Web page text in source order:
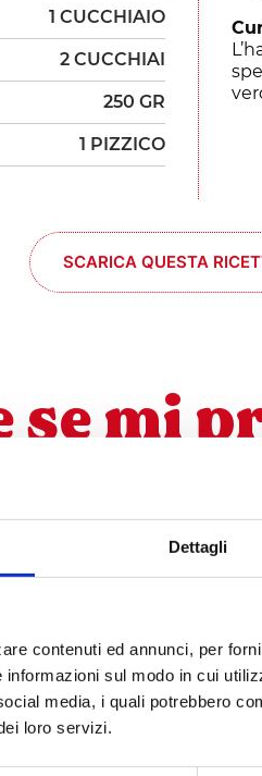
Dettagli
contenuti ed annunci, per
sul modo in cui
media, i quali potrebbero
loro servizi.
1 CUCCHIAIO
2 CUCCHIAI
250 GR
1 PIZZICO
SCARICA QUESTA
se mi